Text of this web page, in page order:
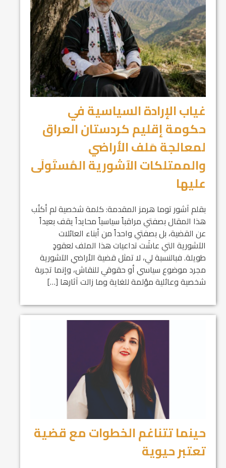
غياب الإرادة السياسية في
حكومة إقليم كردستان العراق
لمعالجة مَلف الأراضي
والممتلكات الآشورية المُستَولَى
عليها
بقلم آشور توما هرمز المقدمة: كلمة شخصية لم أكتُب
هذا المقال بصفتي مراقباً سياسياً محايداً يقف بعيداً
عن القضية، بل بصفتي واحداً من أبناء العائلات
الآشورية التي عاشَت تداعيات هذا الملف لعقودٍ
طويلة. فبالنسبة لي، لا تمثل قضية الأراضي الآشورية
مجرد موضوع سياسي أو حقوقي للنقاش، وإنما تجربة
شخصية وعائلية مؤلمة للغاية وما زالت آثارها […]
حينما تتناغم الخطوات مع قضية
تعتبر حيوية